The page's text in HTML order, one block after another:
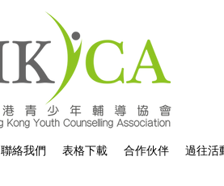
聯絡我們 表格下載 合作伙伴 過往活